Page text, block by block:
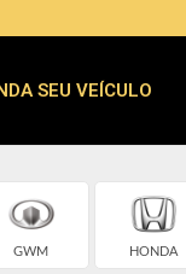
SEU VEÍCULO
GWM HONDA